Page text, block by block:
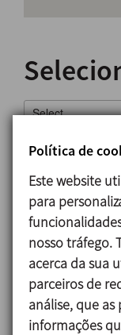
TECH N
C-1/7
New Delhi-
Política de
Este website
para
nosso tráfego.
acerca da sua
parceiros de
análise, que
informações